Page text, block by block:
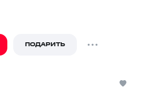
ПОДАРИТЬ